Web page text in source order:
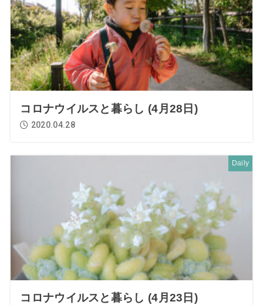
コロナウイルスと暮らし (4月28日)
2020.04.28
Daily
コロナウイルスと暮らし (4月23日)